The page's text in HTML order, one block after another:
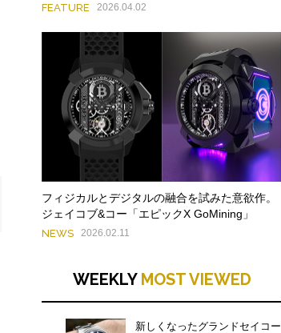
FEATURE 2026.04.02
フィジカルとデジタルの融合を試みた意欲作。
ジェイコブ&コー「エピックX GoMining」
NEWS 2026.02.11
WEEKLY MOST VIEWED
新しくなったグランドセイコー